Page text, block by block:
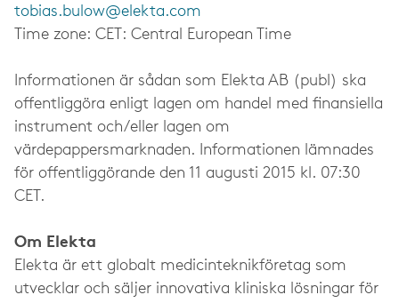
tobias.bulow@elekta.com
Time zone: CET: Central European Time
Informationen är sådan som Elekta AB (publ) ska
offentliggöra enligt lagen om handel med finansiella
instrument och/eller lagen om
värdepappersmarknaden. Informationen lämnades
för offentliggörande den 11 augusti 2015 kl. 07:30
CET.
Om Elekta
Elekta är ett globalt medicinteknikföretag som
utvecklar och säljer innovativa kliniska lösningar för